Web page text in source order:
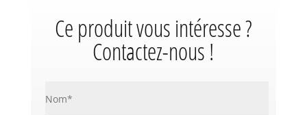
Ce produit vous intéresse ?
Contactez-nous !